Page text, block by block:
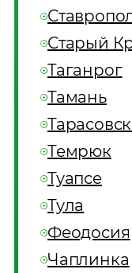
Старый
Таганрог
Тамань
Темрюк
Туапсе
Тула
Феодосия
Чаплинка